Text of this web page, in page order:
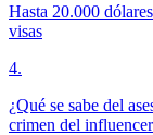
Hasta 20.000
visas
4.
¿Qué se sabe del
crimen del